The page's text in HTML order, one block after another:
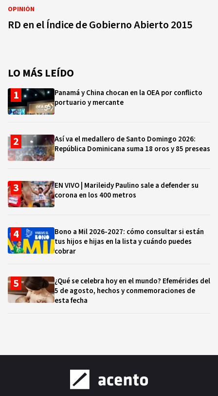
OPINIÓN
RD en el Índice de Gobierno Abierto 2015
LO MÁS LEÍDO
Panamá y China chocan en la OEA por conflicto
portuario y mercante
Así va el medallero de Santo Domingo 2026:
República Dominicana suma 18 oros y 85 preseas
EN VIVO | Marileidy Paulino sale a defender su
corona en los 400 metros
Bono a Mil 2026-2027: cómo consultar si están
tus hijos e hijas en la lista y cuándo puedes
cobrar
¿Qué se celebra hoy en el mundo? Efemérides del
5 de agosto, hechos y conmemoraciones de
esta fecha